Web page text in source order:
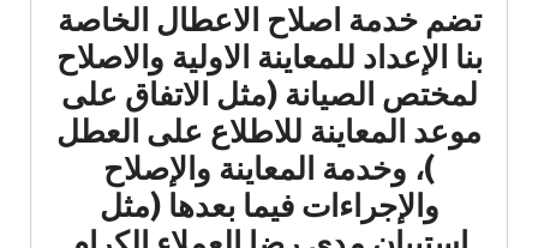
تضم خدمة اصلاح الاعطال الخاصة
بنا الإعداد للمعاينة الاولية والاصلاح
لمختص الصيانة (مثل الاتفاق على
موعد المعاينة للاطلاع على العطل
)، وخدمة المعاينة والإصلاح
والإجراءات فيما بعدها (مثل